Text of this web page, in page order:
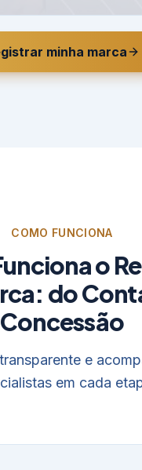
minha marca
COMO FUNCIONA
o
do
Concessão
e
em cada